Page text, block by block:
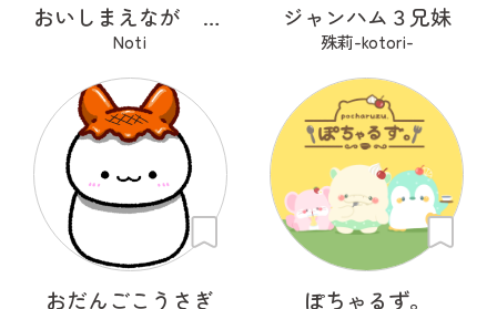
おいしまえなが その２
Noti
ジャンハム３兄妹
殊莉-kotori-
おだんごこうさぎ ぽちゃるず。